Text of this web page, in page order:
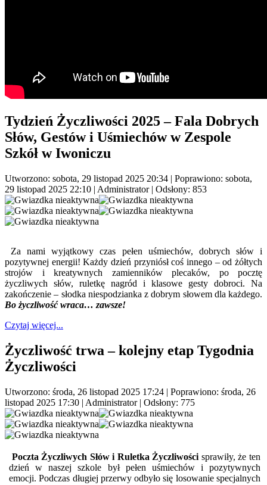
Tydzień Życzliwości 2025 – Fala Dobrych
Słów, Gestów i Uśmiechów w Zespole
Szkół w Iwoniczu
Utworzono: sobota, 29 listopad 2025 20:34 | Poprawiono: sobota,
29 listopad 2025 22:10 | Administrator| Odsłony: 853
Za nami wyjątkowy czas pełen uśmiechów, dobrych słów i
pozytywnej energii! Każdy dzień przyniósł coś innego – od żółtych
strojów i kreatywnych zamienników plecaków, po pocztę
życzliwych słów, ruletkę nagród i klasowe gesty dobroci. Na
zakończenie – słodka niespodzianka z dobrym słowem dla każdego.
Bo życzliwość wraca… zawsze!
Czytaj więcej...
Życzliwość trwa – kolejny etap Tygodnia
Życzliwości
Utworzono: środa, 26 listopad 2025 17:24 | Poprawiono: środa, 26
listopad 2025 17:30 | Administrator| Odsłony: 775
Poczta Życzliwych Słów i Ruletka Życzliwości sprawiły, że ten
dzień w naszej szkole był pełen uśmiechów i pozytywnych
emocji. Podczas długiej przerwy odbyło się losowanie specjalnych